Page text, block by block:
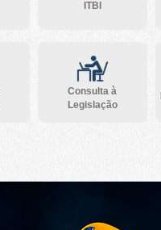
ITBI
Consulta à
Legislação